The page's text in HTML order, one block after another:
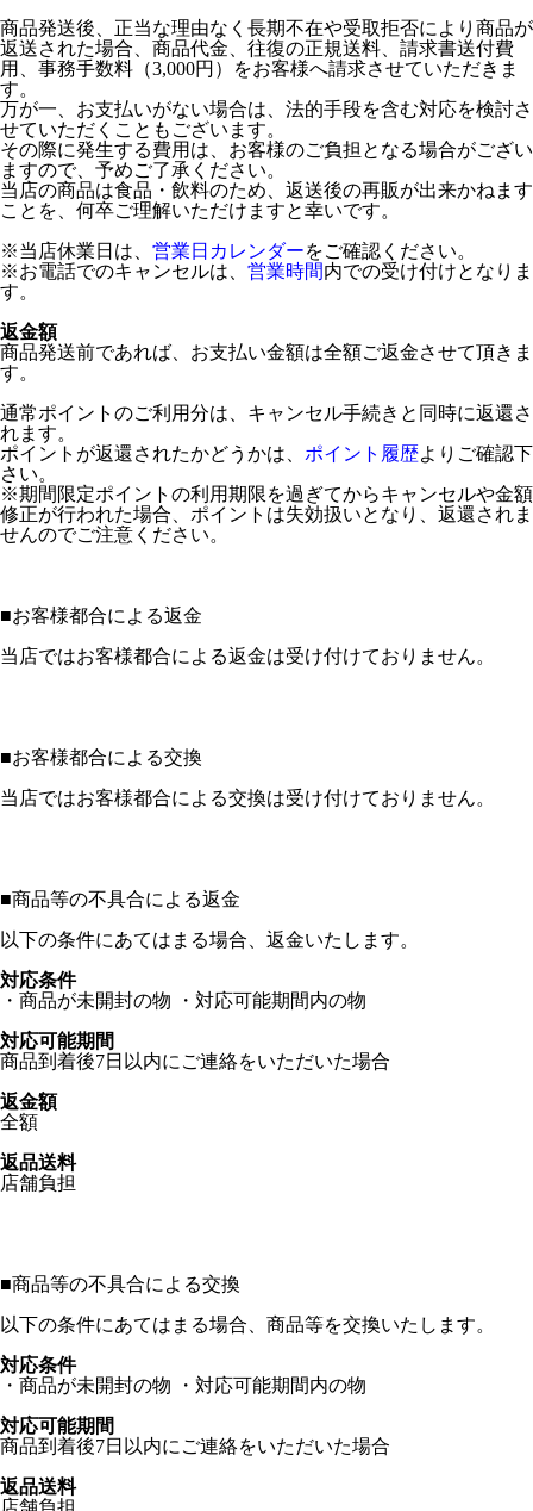
商品発送後、正当な理由なく長期不在や受取拒否により商品が
返送された場合、商品代金、往復の正規送料、請求書送付費
用、事務手数料（3,000円）をお客様へ請求させていただきま
す。
万が一、お支払いがない場合は、法的手段を含む対応を検討さ
せていただくこともございます。
その際に発生する費用は、お客様のご負担となる場合がござい
ますので、予めご了承ください。
当店の商品は食品・飲料のため、返送後の再販が出来かねます
ことを、何卒ご理解いただけますと幸いです。
※当店休業日は、 営業日カレンダーをご確認ください。
※お電話でのキャンセルは、 営業時間内での受け付けとなりま
す。
返金額
商品発送前であれば、お支払い金額は全額ご返金させて頂きま
す。
通常ポイントのご利用分は、キャンセル手続きと同時に返還さ
れます。
ポイントが返還されたかどうかは、 ポイント履歴よりご確認下
さい。
※期間限定ポイントの利用期限を過ぎてからキャンセルや金額
修正が行われた場合、ポイントは失効扱いとなり、返還されま
せんのでご注意ください。
■お客様都合による返金
当店ではお客様都合による返金は受け付けておりません。
■お客様都合による交換
当店ではお客様都合による交換は受け付けておりません。
■商品等の不具合による返金
以下の条件にあてはまる場合、返金いたします。
対応条件
・商品が未開封の物 ・対応可能期間内の物
対応可能期間
商品到着後7日以内にご連絡をいただいた場合
返金額
全額
返品送料
店舗負担
■商品等の不具合による交換
以下の条件にあてはまる場合、商品等を交換いたします。
対応条件
・商品が未開封の物 ・対応可能期間内の物
対応可能期間
商品到着後7日以内にご連絡をいただいた場合
返品送料